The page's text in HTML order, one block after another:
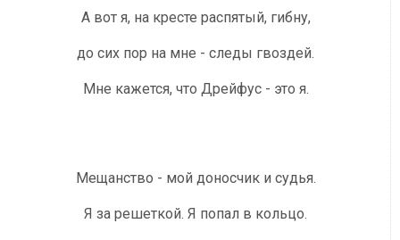
А вот я, на кресте распятый, гибну,
до сих пор на мне - следы гвоздей.
Мне кажется, что Дрейфус - это я.
Мещанство - мой доносчик и судья.
Я за решеткой. Я попал в кольцо.